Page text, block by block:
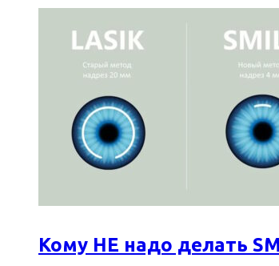
Кому НЕ надо делать